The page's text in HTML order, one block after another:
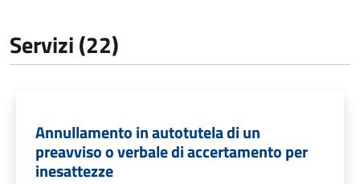
Servizi (22)
Annullamento in autotutela di un
preavviso o verbale di accertamento per
inesattezze